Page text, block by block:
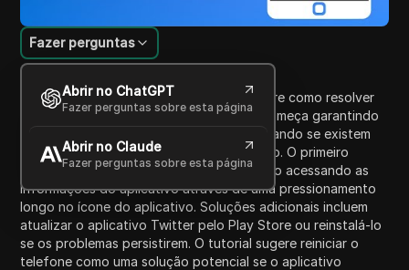
Introdução ao Conteúdo
Fazer perguntas
Abrir no ChatGPT
Fazer perguntas sobre esta página
Abrir no Claude
Fazer perguntas sobre esta página
Este tutorial orienta os espectadores sobre como resolver
problemas com o aplicativo Twitter. Ele começa garantindo
uma conexão de internet estável e verificando se existem
histórias internas no dispositivo do usuário. O primeiro
passo envolve limpar o cache do aplicativo acessando as
informações do aplicativo através de uma pressionamento
longo no ícone do aplicativo. Soluções adicionais incluem
atualizar o aplicativo Twitter pelo Play Store ou reinstalá-lo
se os problemas persistirem. O tutorial sugere reiniciar o
telefone como uma solução potencial se o aplicativo